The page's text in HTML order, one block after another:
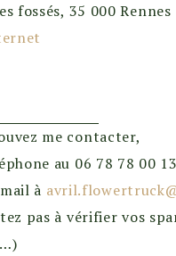
fossés, 35 000 Rennes
me contacter,
au 06 78 78 00 13
à
pas à vérifier vos